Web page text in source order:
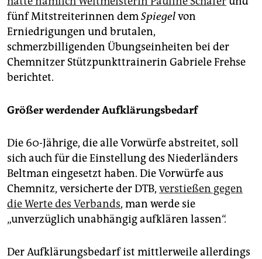
fünf Mitstreiterinnen demSpiegelvon
Erniedrigungen und brutalen,
schmerzbilligenden Übungseinheiten bei der
Chemnitzer Stützpunkttrainerin Gabriele Frehse
berichtet.
Größer werdender Aufklärungsbedarf
Die 60-Jährige, die alle Vorwürfe abstreitet, soll
sich auch für die Einstellung des Niederländers
Beltman eingesetzt haben. Die Vorwürfe aus
Chemnitz, versicherte der DTB, verstießen gegen
die Werte des Verbands, man werde sie
„unverzüglich unabhängig aufklären lassen“.
Der Aufklärungsbedarf ist mittlerweile allerdings